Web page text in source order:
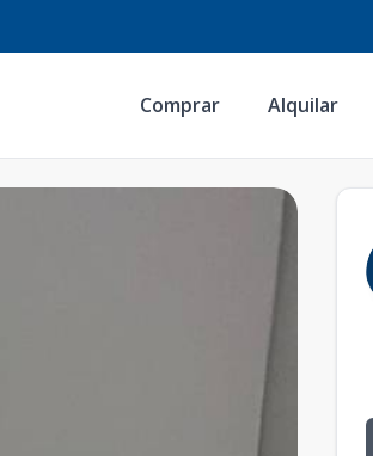
Comprar Alquilar